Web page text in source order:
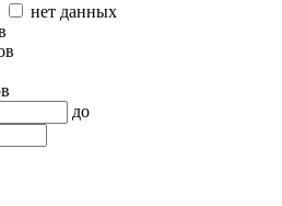
нет данных
до